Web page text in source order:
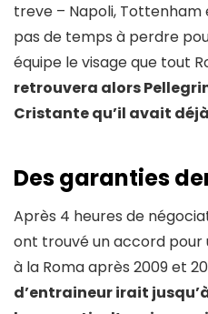
treve – Napoli, Tottenham
pas de temps à perdre
équipe le visage que tout
retrouvera alors
Cristante qu’il avait
Des garanties
Après 4 heures de
ont trouvé un accord
à la Roma après 2009 et
d’entraineur irait